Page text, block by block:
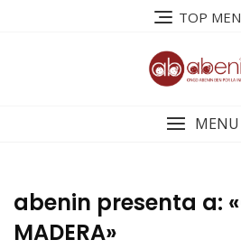
TOP
MENU
abenin presenta a:
MADERA»